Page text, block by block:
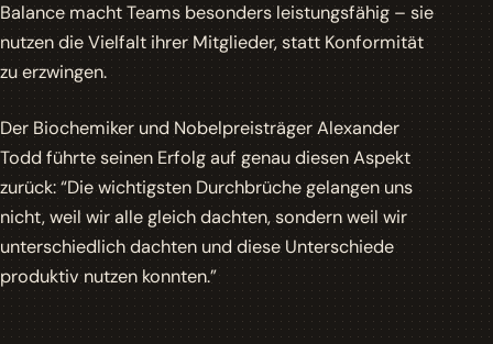
Balance macht Teams besonders leistungsfähig – sie
nutzen die Vielfalt ihrer Mitglieder, statt Konformität
zu erzwingen.
Der Biochemiker und Nobelpreisträger Alexander
Todd führte seinen Erfolg auf genau diesen Aspekt
zurück: “Die wichtigsten Durchbrüche gelangen uns
nicht, weil wir alle gleich dachten, sondern weil wir
unterschiedlich dachten und diese Unterschiede
produktiv nutzen konnten.”